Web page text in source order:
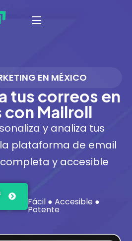
EN MÉXICO
tus correos en
Mailroll
y analiza tus
plataforma de email
y accesible
Fácil ● Accesible ●
Potente